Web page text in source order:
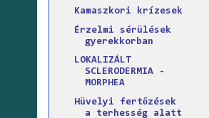
Kamaszkori krízesek
Érzelmi sérülések
gyerekkorban
LOKALIZÁLT
SCLERODERMIA -
MORPHEA
Hüvelyi fertőzések
a terhesség alatt